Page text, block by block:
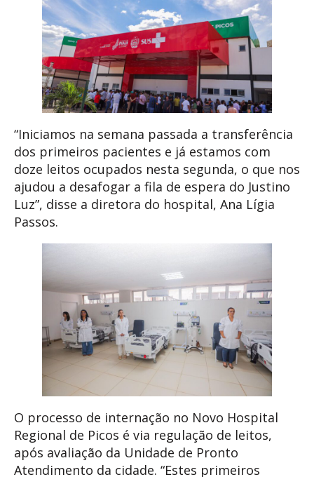
“Iniciamos na semana passada a transferência
dos primeiros pacientes e já estamos com
doze leitos ocupados nesta segunda, o que nos
ajudou a desafogar a fila de espera do Justino
Luz”, disse a diretora do hospital, Ana Lígia
Passos.
O processo de internação no Novo Hospital
Regional de Picos é via regulação de leitos,
após avaliação da Unidade de Pronto
Atendimento da cidade. “Estes primeiros